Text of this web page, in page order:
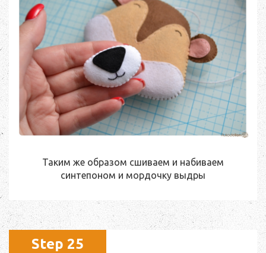
Таким же образом сшиваем и набиваем
синтепоном и мордочку выдры
Step 25